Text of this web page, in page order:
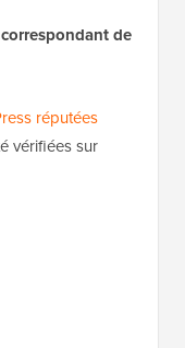
de
réputées
vérifiées sur